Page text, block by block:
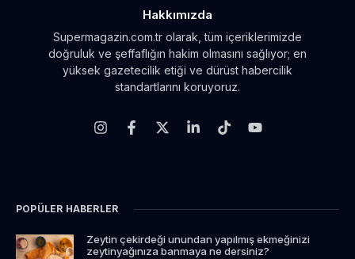
Hakkımızda
Supermagazin.com.tr olarak, tüm içeriklerimizde
doğruluk ve şeffaflığın hakim olmasını sağlıyor; en
yüksek gazetecilik etiği ve dürüst habercilik
standartlarını koruyoruz.
POPÜLER HABERLER
Zeytin çekirdeği unundan yapılmış ekmeğinizi
zeytinyağınıza banmaya ne dersiniz?